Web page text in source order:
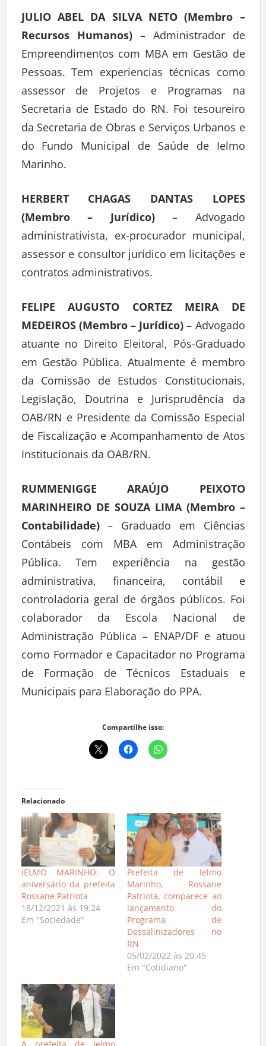
JULIO ABEL DA SILVA NETO (Membro –
Recursos Humanos) – Administrador de
Empreendimentos com MBA em Gestão de
Pessoas. Tem experiencias técnicas como
assessor de Projetos e Programas na
Secretaria de Estado do RN. Foi tesoureiro
da Secretaria de Obras e Serviços Urbanos e
do Fundo Municipal de Saúde de Ielmo
Marinho.
HERBERT CHAGAS DANTAS LOPES
(Membro – Jurídico)– Advogado
administrativista, ex-procurador municipal,
assessor e consultor jurídico em licitações e
contratos administrativos.
FELIPE AUGUSTO CORTEZ MEIRA DE
MEDEIROS (Membro – Jurídico) – Advogado
atuante no Direito Eleitoral, Pós-Graduado
em Gestão Pública. Atualmente é membro
da Comissão de Estudos Constitucionais,
Legislação, Doutrina e Jurisprudência da
OAB/RN e Presidente da Comissão Especial
de Fiscalização e Acompanhamento de Atos
Institucionais da OAB/RN.
RUMMENIGGE ARAÚJO PEIXOTO
MARINHEIRO DE SOUZA LIMA (Membro –
Contabilidade)– Graduado em Ciências
Contábeis com MBA em Administração
Pública. Tem experiência na gestão
administrativa, financeira, contábil e
controladoria geral de órgãos públicos. Foi
colaborador da Escola Nacional de
Administração Pública – ENAP/DF e atuou
como Formador e Capacitador no Programa
de Formação de Técnicos Estaduais e
Municipais para Elaboração do PPA.
Compartilhe isso:
Relacionado
IELMO MARINHO: O
aniversário da prefeita
Rossane Patriota
18/12/2021 às 19:24
Em "Sociedade"
Prefeita de Ielmo
Marinho, Rossane
Patriota, comparece ao
lançamento do
Programa de
Dessalinizadores no
RN
05/02/2022 às 20:45
Em "Cotidiano"